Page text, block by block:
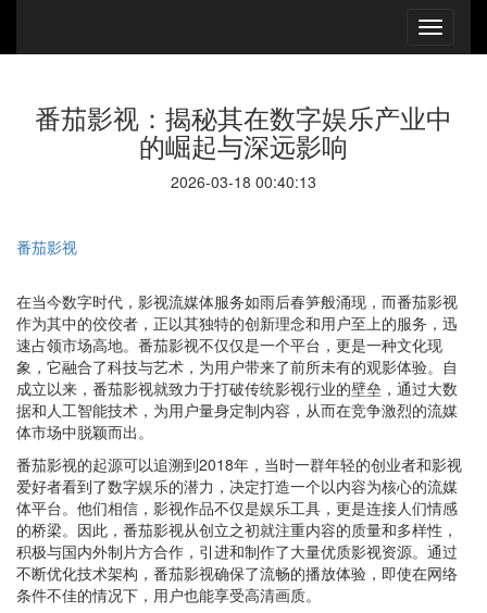
番茄影视：揭秘其在数字娱乐产业中
的崛起与深远影响
2026-03-18 00:40:13
番茄影视
在当今数字时代，影视流媒体服务如雨后春笋般涌现，而番茄影视
作为其中的佼佼者，正以其独特的创新理念和用户至上的服务，迅
速占领市场高地。番茄影视不仅仅是一个平台，更是一种文化现
象，它融合了科技与艺术，为用户带来了前所未有的观影体验。自
成立以来，番茄影视就致力于打破传统影视行业的壁垒，通过大数
据和人工智能技术，为用户量身定制内容，从而在竞争激烈的流媒
体市场中脱颖而出。
番茄影视的起源可以追溯到2018年，当时一群年轻的创业者和影视
爱好者看到了数字娱乐的潜力，决定打造一个以内容为核心的流媒
体平台。他们相信，影视作品不仅是娱乐工具，更是连接人们情感
的桥梁。因此，番茄影视从创立之初就注重内容的质量和多样性，
积极与国内外制片方合作，引进和制作了大量优质影视资源。通过
不断优化技术架构，番茄影视确保了流畅的播放体验，即使在网络
条件不佳的情况下，用户也能享受高清画质。